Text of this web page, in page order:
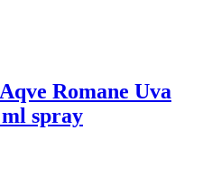
Romane Uva
spray